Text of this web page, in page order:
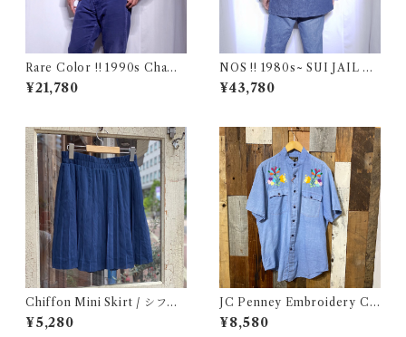
Rare Color !! 1990s Champ
ion Reverse Weave Charco
al Gray Size M / チャンピオ
¥21,780
NOS !! 1980s~ SUI JAIL De
nim Work Jacket with Stenc
il / USA 実物 デッドストック
着
¥43,780
Chiffon Mini Skirt / シフォ
ン ミニ プリーツ スカート 古
着
¥5,280
JC Penney Embroidery Ch
ambray Shirt / ジェイシーペ
ニー 刺繍入り シャンブレー シ
¥8,580